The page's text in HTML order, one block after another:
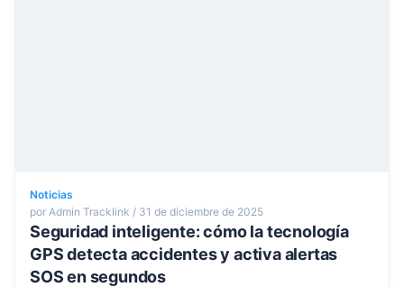
Noticias
por Admin Tracklink / 31 de diciembre de 2025
Seguridad inteligente: cómo la tecnología
GPS detecta accidentes y activa alertas
SOS en segundos